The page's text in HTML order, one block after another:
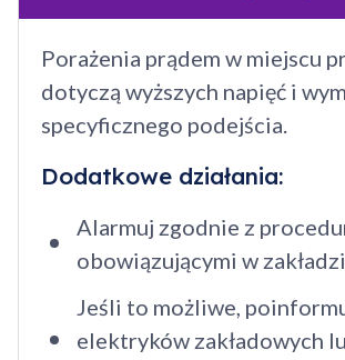
Porażenia prądem w miejscu
dotyczą wyższych napięć i
specyficznego podejścia.
Dodatkowe działania:
Alarmuj zgodnie z
obowiązującymi w
Jeśli to możliwe,
elektryków zakładowych